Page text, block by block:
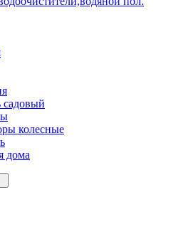
садовый
колесные
дома